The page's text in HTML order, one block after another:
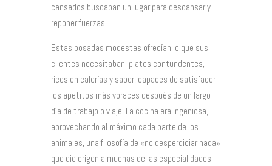
cansados buscaban un lugar para descansar y
reponer fuerzas.
Estas posadas modestas ofrecían lo que sus
clientes necesitaban: platos contundentes,
ricos en calorías y sabor, capaces de satisfacer
los apetitos más voraces después de un largo
día de trabajo o viaje. La cocina era ingeniosa,
aprovechando al máximo cada parte de los
animales, una filosofía de «no desperdiciar nada»
que dio origen a muchas de las especialidades